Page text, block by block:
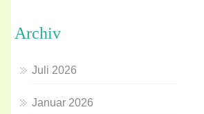
Archiv
Juli 2026
Januar 2026